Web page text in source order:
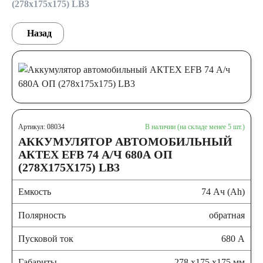
(278x175x175) LB3
Назад
Артикул: 08034 В наличии (на складе менее 5 шт.)
АККУМУЛЯТОР АВТОМОБИЛЬНЫЙ
АКТЕХ EFB 74 А/Ч 680А ОП
(278X175X175) LB3
Емкость 74 Ач (Ah)
Полярность обратная
Пусковой ток 680 А